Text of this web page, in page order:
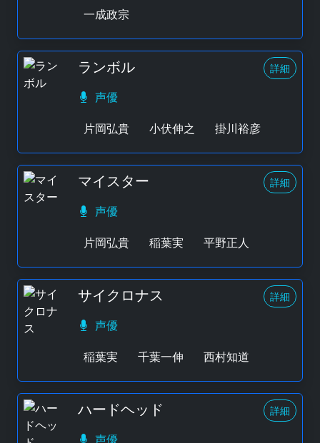
一成政宗
ランボル 詳細
声優
片岡弘貴
小伏伸之 掛川裕彦
マイスター 詳細
声優
片岡弘貴
稲葉実 平野正人
サイクロナス 詳細
声優
稲葉実
千葉一伸 西村知道
ハードヘッド 詳細
声優